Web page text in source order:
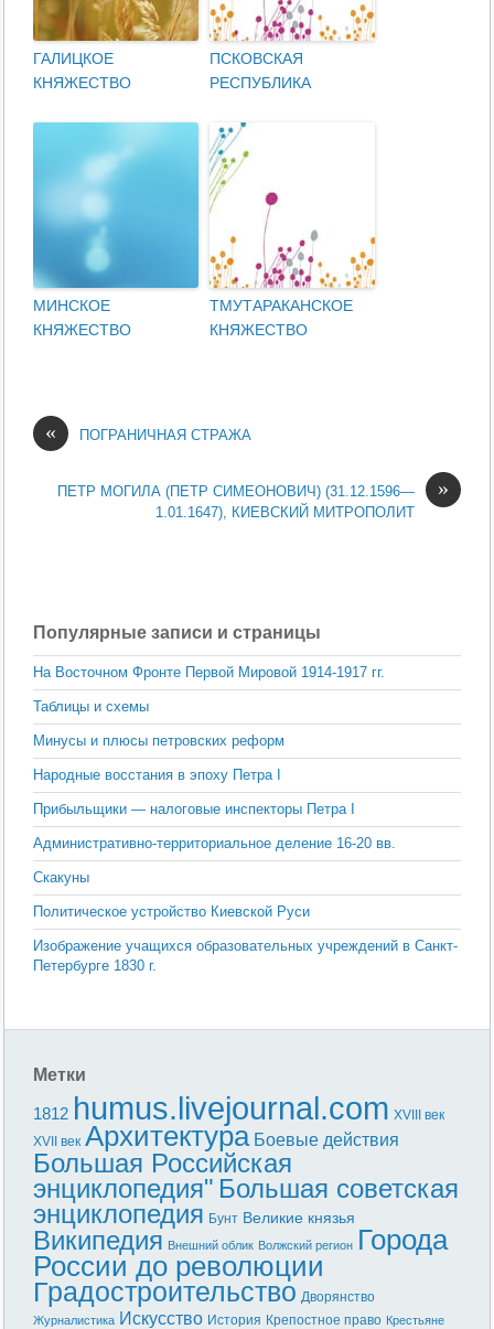
ГАЛИЦКОЕ
КНЯЖЕСТВО
ПСКОВСКАЯ
РЕСПУБЛИКА
МИНСКОЕ
КНЯЖЕСТВО
ТМУТАРАКАНСКОЕ
КНЯЖЕСТВО
« ПОГРАНИЧНАЯ СТРАЖА
»
ПЕТР МОГИЛА (ПЕТР СИМЕОНОВИЧ) (31.12.1596—
1.01.1647), КИЕВСКИЙ МИТРОПОЛИТ
Популярные записи и страницы
На Восточном Фронте Первой Мировой 1914-1917 гг.
Таблицы и схемы
Минусы и плюсы петровских реформ
Народные восстания в эпоху Петра I
Прибыльщики — налоговые инспекторы Петра I
Административно-территориальное деление 16-20 вв.
Скакуны
Политическое устройство Киевской Руси
Изображение учащихся образовательных учреждений в Санкт-
Петербурге 1830 г.
Метки
1812 humus.livejournal.com XVIII век
XVII век Архитектура Боевые действия
Большая Российская
энциклопедия" Большая советская
энциклопедия Бунт Великие князья
Википедия Внешний облик Волжский регион Города
России до революции
Градостроительство Дворянство
Журналистика Искусство История Крепостное право Крестьяне